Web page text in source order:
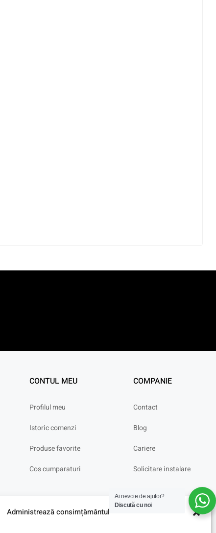
Administrează consimțământul
CONTUL MEU
Profilul meu
Istoric comenzi
Produse favorite
Cos cumparaturi
COMPANIE
Contact
Blog
Cariere
Solicitare instalare
Ai nevoie de ajutor?
Discută cu noi